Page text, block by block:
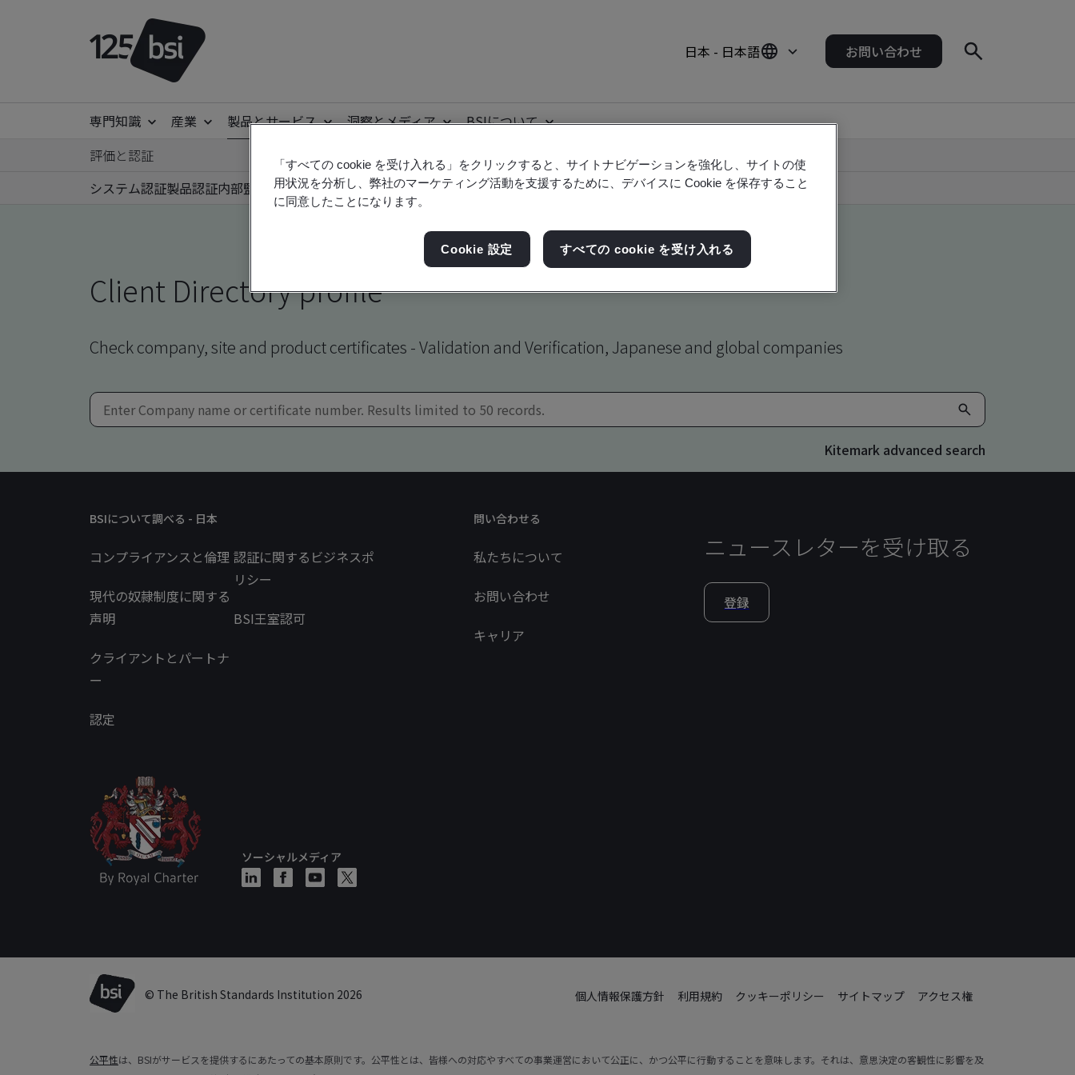
日本 - 日本語 お問い合わせ
専門知識 産業 製品とサービス 洞察とメディア
BSIについて
評価と認証
システム認証製品認証内部監査 サプライヤー監査Kitemark検証と妥当性確認
Client Directory profile
Check company, site and product certificates - Validation and Verification, Japanese and global companies
Kitemark advanced search
BSIについて調べる - 日本
コンプライアンスと倫理
現代の奴隷制度に関する
声明
クライアントとパートナ
ー
認定
認証に関するビジネスポ
リシー
BSI王室認可
ソーシャルメディア
問い合わせる
私たちについて
お問い合わせ
キャリア
ニュースレターを受け取る
登録
© The British Standards Institution 2026 個人情報保護方針 利用規約 クッキーポリシー サイトマップ アクセス権
公平性は、BSIがサービスを提供するにあたっての基本原則です。公平性とは、皆様への対応やすべての事業運営において公正に、かつ公平に行動することを意味します。それは、意思決定の客観性に影響を及
「すべての cookie を受け入れる」をクリックすると、サイトナビゲーションを強化し、サイトの使
用状況を分析し、弊社のマーケティング活動を支援するために、デバイスに Cookie を保存すること
に同意したことになります。
Cookie 設定 すべての cookie を受け入れる